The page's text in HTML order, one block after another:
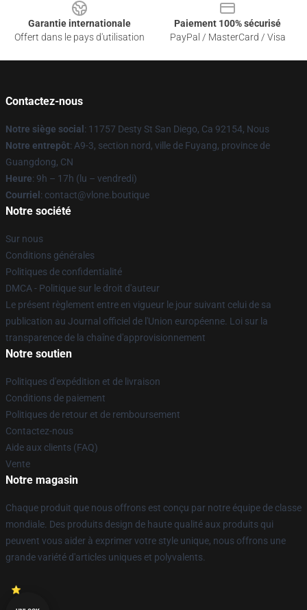
Garantie internationale
Offert dans le pays d'utilisation
Paiement 100% sécurisé
PayPal / MasterCard / Visa
Contactez-nous
Notre siège social : 11757 Desty St San Diego, Ca 92154, Nous
Notre entrepôt: A9-3, section nord, ville de Fuyang, province de
Guangdong, CN
Heure: 9h – 17h (lu – vendredi)
Courriel : contact@vlone.boutique
Notre société
Sur nous
Conditions générales
Politiques de confidentialité
DMCA - Politique sur le droit d'auteur
Le présent règlement entre en vigueur le jour suivant celui de sa
publication au Journal officiel de l'Union européenne. Loi sur la
transparence de la chaîne d'approvisionnement
Notre soutien
Politiques d'expédition et de livraison
Conditions de paiement
Politiques de retour et de remboursement
Contactez-nous
Aide aux clients (FAQ)
Vente
Notre magasin
Chaque produit que nous offrons est conçu par notre équipe de classe
mondiale. Des produits design de haute qualité aux produits qui
peuvent vous aider à exprimer votre style unique, nous offrons une
grande variété d'articles uniques et polyvalents.